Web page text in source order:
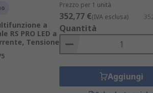
di ciascuna grandezza.
a
RS PRO LED a
Tensione
Prezzo per 1 unità
352,77 €(IVA esclusa)
Quantità
Aggiungi